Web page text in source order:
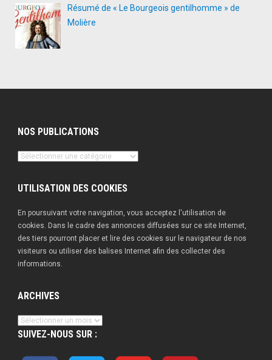
Résumé de « Le Bourgeois gentilhomme » de
Molière
NOS PUBLICATIONS
Nos
UTILISATION DES COOKIES
En poursuivant votre navigation, vous acceptez l'utilisation de
cookies. Dans le cadre des annonces diffusées sur ce site Internet,
des tiers pourront placer et lire des cookies sur le navigateur de nos
visiteurs ou utiliser des balises Internet afin des collecter des
informations.
ARCHIVES
Archives
SUIVEZ-NOUS SUR :